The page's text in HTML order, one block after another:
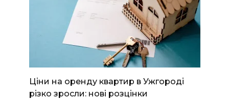
Ціни на оренду квартир в Ужгороді
різко зросли: нові розцінки